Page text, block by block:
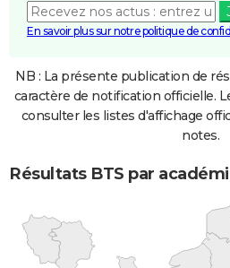
En savoir plus sur notre politique de
NB : La présente publication de
caractère de notification officielle.
consulter les listes d'affichage
notes.
Résultats BTS par